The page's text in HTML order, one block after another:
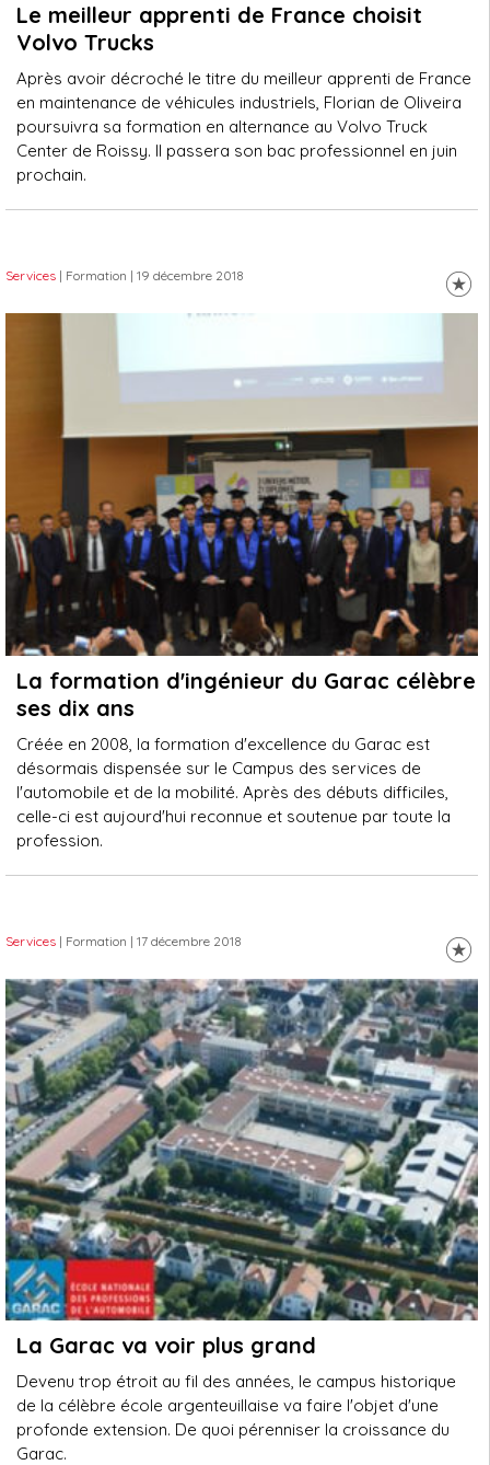
Le meilleur apprenti de France choisit
Volvo Trucks
Après avoir décroché le titre du meilleur apprenti de France
en maintenance de véhicules industriels, Florian de Oliveira
poursuivra sa formation en alternance au Volvo Truck
Center de Roissy. Il passera son bac professionnel en juin
prochain.
Services | Formation | 19 décembre 2018
La formation d'ingénieur du Garac célèbre
ses dix ans
Créée en 2008, la formation d'excellence du Garac est
désormais dispensée sur le Campus des services de
l'automobile et de la mobilité. Après des débuts difficiles,
celle-ci est aujourd'hui reconnue et soutenue par toute la
profession.
Services | Formation | 17 décembre 2018
La Garac va voir plus grand
Devenu trop étroit au fil des années, le campus historique
de la célèbre école argenteuillaise va faire l'objet d'une
profonde extension. De quoi pérenniser la croissance du
Garac.